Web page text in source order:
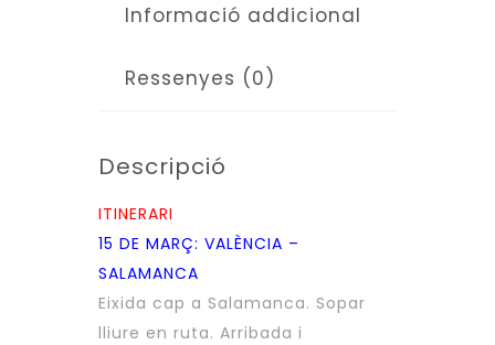
Informació addicional
Ressenyes (0)
Descripció
ITINERARI
15 DE MARÇ: VALÈNCIA –
SALAMANCA
Eixida cap a Salamanca. Sopar
lliure en ruta. Arribada i